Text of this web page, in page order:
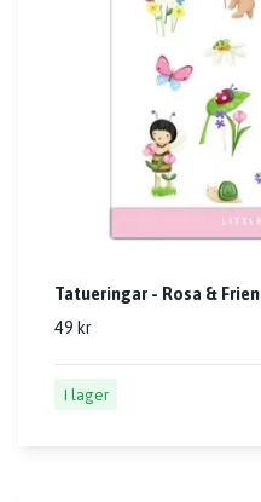
Tatueringar - Rosa &
49 kr
I lager